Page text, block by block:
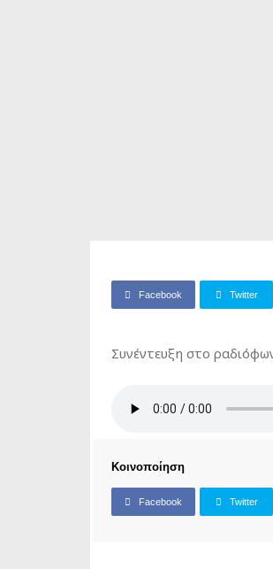
Facebook Twitter
Συνέντευξη στο
Κοινοποίηση
Facebook Twitter